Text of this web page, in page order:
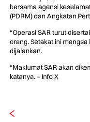
bersama agensi
(PDRM) dan Angkatan
“Operasi SAR turut
orang. Setakat ini
dijalankan.
“Maklumat SAR akan
katanya. – Info X